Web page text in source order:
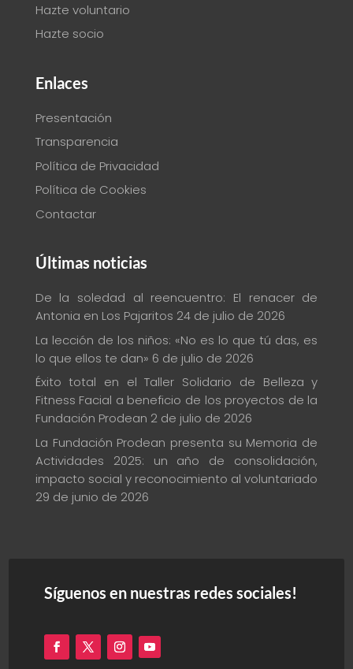
Hazte voluntario
Hazte socio
Enlaces
Presentación
Transparencia
Política de Privacidad
Política de Cookies
Contactar
Últimas noticias
De la soledad al reencuentro: El renacer de
Antonia en Los Pajaritos 24 de julio de 2026
La lección de los niños: «No es lo que tú das, es
lo que ellos te dan» 6 de julio de 2026
Éxito total en el Taller Solidario de Belleza y
Fitness Facial a beneficio de los proyectos de la
Fundación Prodean 2 de julio de 2026
La Fundación Prodean presenta su Memoria de
Actividades 2025: un año de consolidación,
impacto social y reconocimiento al voluntariado
29 de junio de 2026
Síguenos en nuestras redes sociales!